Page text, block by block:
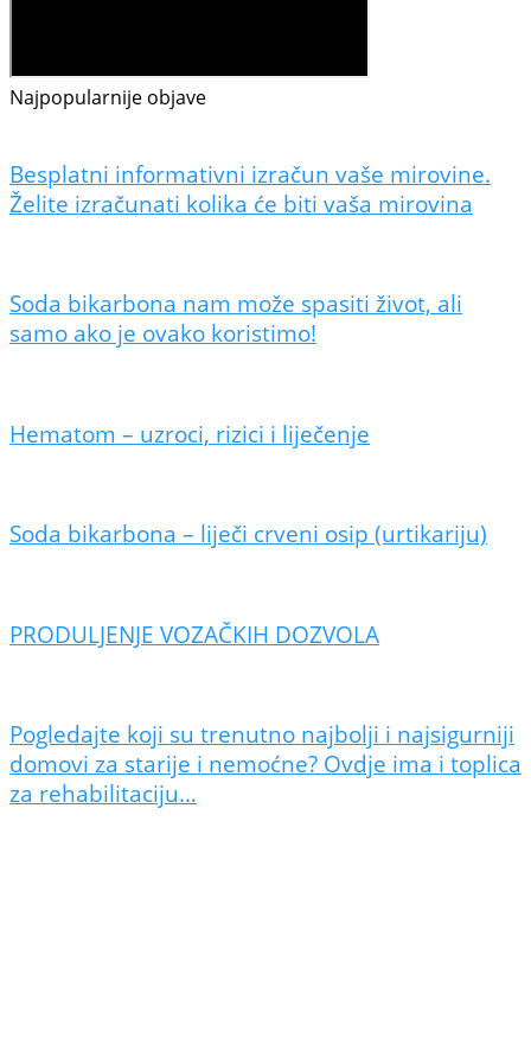
Najpopularnije objave
Besplatni informativni izračun vaše mirovine.
Želite izračunati kolika će biti vaša mirovina
Soda bikarbona nam može spasiti život, ali
samo ako je ovako koristimo!
Hematom – uzroci, rizici i liječenje
Soda bikarbona – liječi crveni osip (urtikariju)
PRODULJENJE VOZAČKIH DOZVOLA
Pogledajte koji su trenutno najbolji i najsigurniji
domovi za starije i nemoćne? Ovdje ima i toplica
za rehabilitaciju…